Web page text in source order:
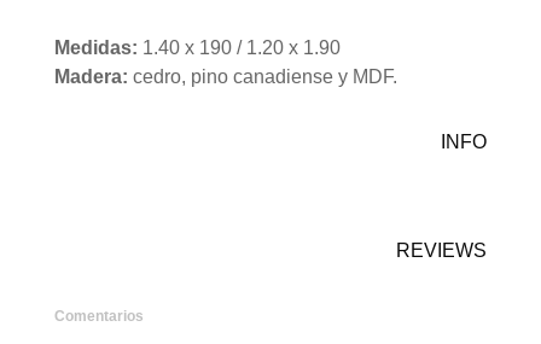
Medidas: 1.40 x 190 / 1.20 x 1.90
Madera: cedro, pino canadiense y MDF.
INFO
REVIEWS
Comentarios